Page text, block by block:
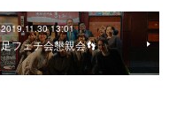
2019.11.30 13:01
足フェチ会懇親会👣